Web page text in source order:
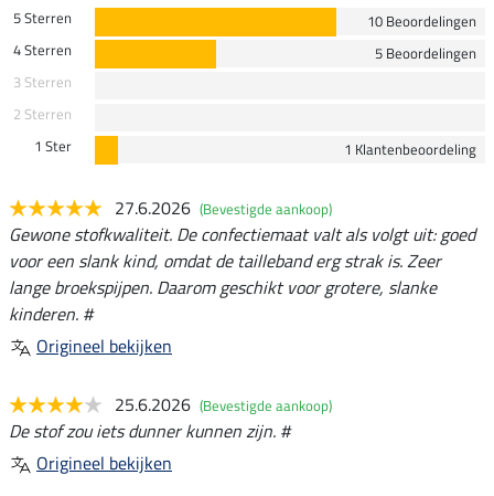
5 Sterren
10 Beoordelingen
4 Sterren
5 Beoordelingen
3 Sterren
2 Sterren
1 Ster
1 Klantenbeoordeling
27.6.2026 (Bevestigde aankoop)
Gewone stofkwaliteit. De confectiemaat valt als volgt uit: goed
voor een slank kind, omdat de tailleband erg strak is. Zeer
lange broekspijpen. Daarom geschikt voor grotere, slanke
kinderen. #
Origineel bekijken
25.6.2026 (Bevestigde aankoop)
De stof zou iets dunner kunnen zijn. #
Origineel bekijken